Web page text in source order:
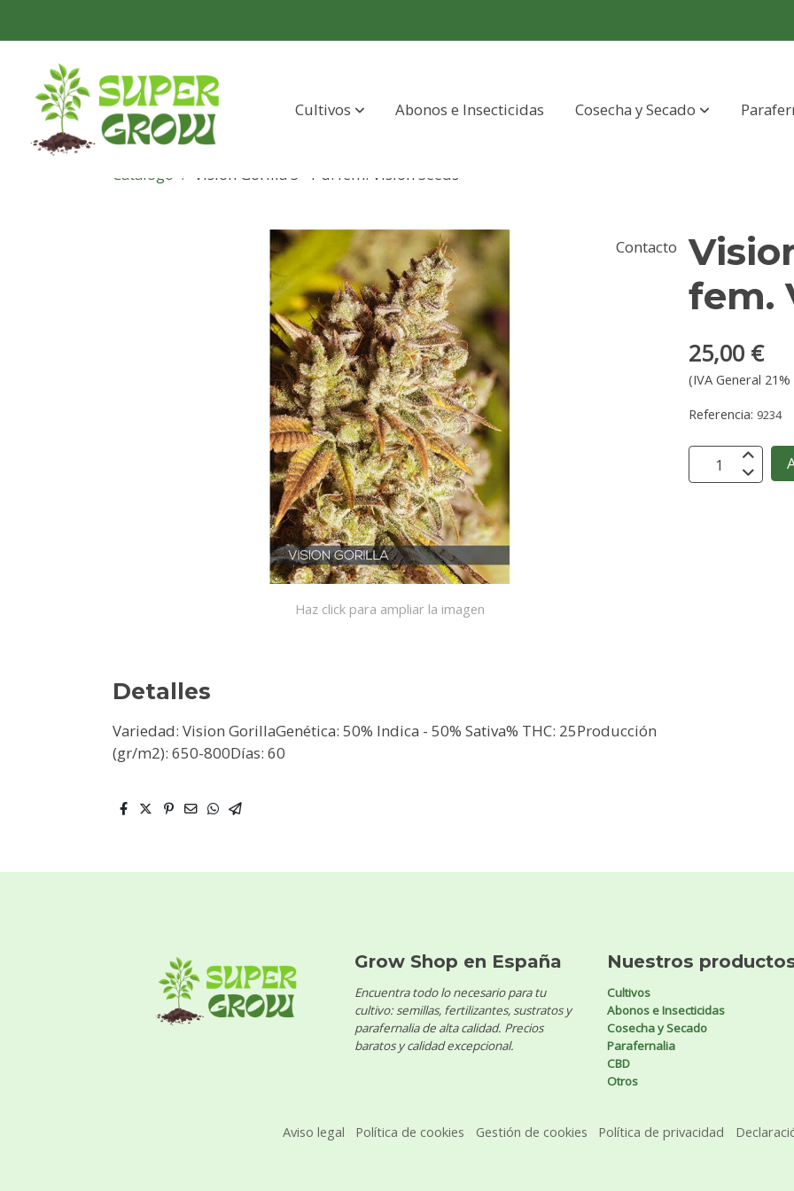
Cultivos Abonos e Insecticidas Cosecha y Secado
Contacto
Catálogo Vision Gorilla 3+1 u. fem. Vision Seeds
Haz click para ampliar la imagen
Detalles
Variedad: Vision GorillaGenética: 50% Indica - 50% Sativa% THC: 25Producción
(gr/m2): 650-800Días: 60
fem.
25,00 €
(IVA General
Referencia: 9234
Grow Shop en España
Encuentra todo lo necesario para tu
cultivo: semillas, fertilizantes, sustratos y
parafernalia de alta calidad. Precios
baratos y calidad excepcional.
Nuestros
Cultivos
Abonos e Insecticidas
Cosecha y Secado
Parafernalia
CBD
Otros
Aviso legal Política de cookies Gestión de cookies Política de privacidad